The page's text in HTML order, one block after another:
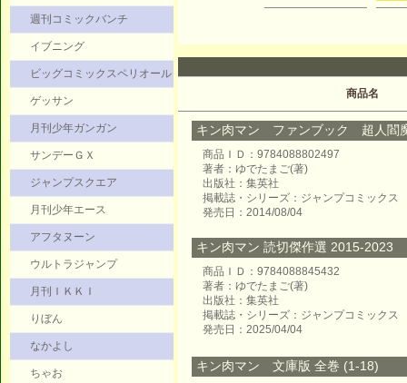
週刊コミックバンチ
イブニング
ビッグコミックスペリオール
ゲッサン
月刊少年ガンガン
サンデーＧＸ
ジャンプスクエア
月刊少年エース
アフタヌーン
ウルトラジャンプ
月刊ＩＫＫＩ
りぼん
なかよし
ちゃお
商品名
キン肉マン ファンブック 超人閻
商品ＩＤ：9784088802497
著者：ゆでたまご(著)
出版社：集英社
掲載誌・シリーズ：ジャンプコミックス
発売日：2014/08/04
キン肉マン 読切傑作選 2015-2023
商品ＩＤ：9784088845432
著者：ゆでたまご(著)
出版社：集英社
掲載誌・シリーズ：ジャンプコミックス
発売日：2025/04/04
キン肉マン 文庫版 全巻 (1-18)